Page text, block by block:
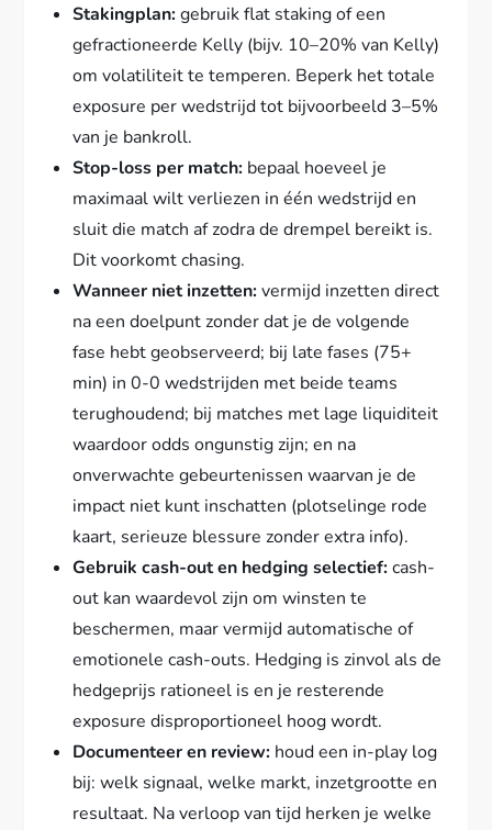
Stakingplan:gebruik flat staking of een
gefractioneerde Kelly (bijv. 10–20% van Kelly)
om volatiliteit te temperen. Beperk het totale
exposure per wedstrijd tot bijvoorbeeld 3–5%
van je bankroll.
Stop-loss per match: bepaal hoeveel je
maximaal wilt verliezen in één wedstrijd en
sluit die match af zodra de drempel bereikt is.
Dit voorkomt chasing.
Wanneer niet inzetten:vermijd inzetten direct
na een doelpunt zonder dat je de volgende
fase hebt geobserveerd; bij late fases (75+
min) in 0-0 wedstrijden met beide teams
terughoudend; bij matches met lage liquiditeit
waardoor odds ongunstig zijn; en na
onverwachte gebeurtenissen waarvan je de
impact niet kunt inschatten (plotselinge rode
kaart, serieuze blessure zonder extra info).
Gebruik cash-out en hedging selectief:cash-
out kan waardevol zijn om winsten te
beschermen, maar vermijd automatische of
emotionele cash-outs. Hedging is zinvol als de
hedgeprijs rationeel is en je resterende
exposure disproportioneel hoog wordt.
Documenteer en review: houd een in-play log
bij: welk signaal, welke markt, inzetgrootte en
resultaat. Na verloop van tijd herken je welke